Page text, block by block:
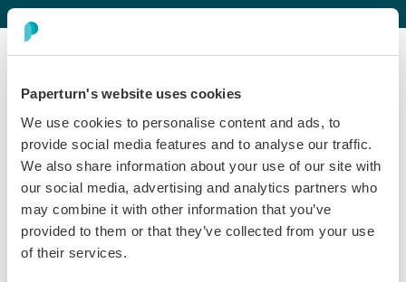
Paperturn's website uses cookies
We use cookies to personalise content and ads, to
provide social media features and to analyse our traffic.
We also share information about your use of our site with
our social media, advertising and analytics partners who
may combine it with other information that you’ve
provided to them or that they’ve collected from your use
of their services.
Solution
Des flipbooks interactifs remplacent les PDF
statiques
Panasonic a remplacé ses PDF statiques par des
flipbooks interactifs pour ses catalogues, listes de prix
et guides techniques. Les lecteurs accèdent désormais